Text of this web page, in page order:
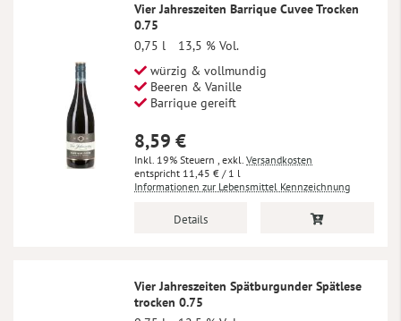
Vier Jahreszeiten Barrique Cuvee Trocken
0.75
0,75 l
13,5 % Vol.
würzig & vollmundig
Beeren & Vanille
Barrique gereift
8,59 €
Inkl. 19% Steuern , exkl. Versandkosten
11,45 € / 1 l
Informationen zur Lebensmittel Kennzeichnung
Details
Vier Jahreszeiten Spätburgunder Spätlese
trocken 0.75